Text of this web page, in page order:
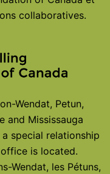
collaboratives.
Wendat, Petun,
and Mississauga
special relationship
is located.
Wendat, les Pétuns,